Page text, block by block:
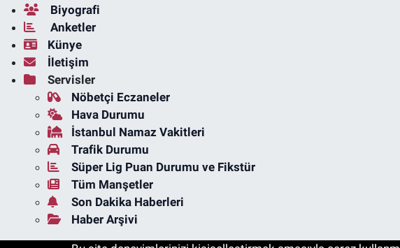
Biyografi
Anketler
Künye
İletişim
Servisler
Nöbetçi Eczaneler
Hava Durumu
İstanbul Namaz Vakitleri
Trafik Durumu
Süper Lig Puan Durumu ve Fikstür
Tüm Manşetler
Son Dakika Haberleri
Haber Arşivi